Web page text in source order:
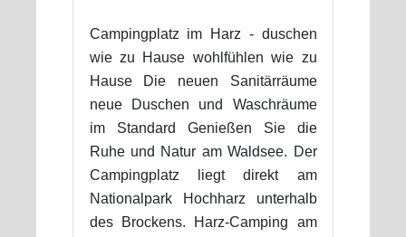
Campingplatz im Harz - duschen
wie zu Hause wohlfühlen wie zu
Hause Die neuen Sanitärräume
neue Duschen und Waschräume
im Standard Genießen Sie die
Ruhe und Natur am Waldsee. Der
Campingplatz liegt direkt am
Nationalpark Hochharz unterhalb
des Brockens. Harz-Camping am